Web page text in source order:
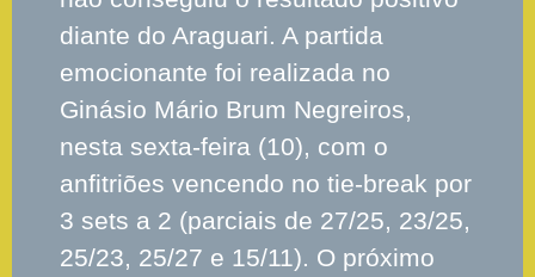
diante do Araguari. A partida
emocionante foi realizada no
Ginásio Mário Brum Negreiros,
nesta sexta-feira (10), com o
anfitriões vencendo no tie-break por
3 sets a 2 (parciais de 27/25, 23/25,
25/23, 25/27 e 15/11). O próximo